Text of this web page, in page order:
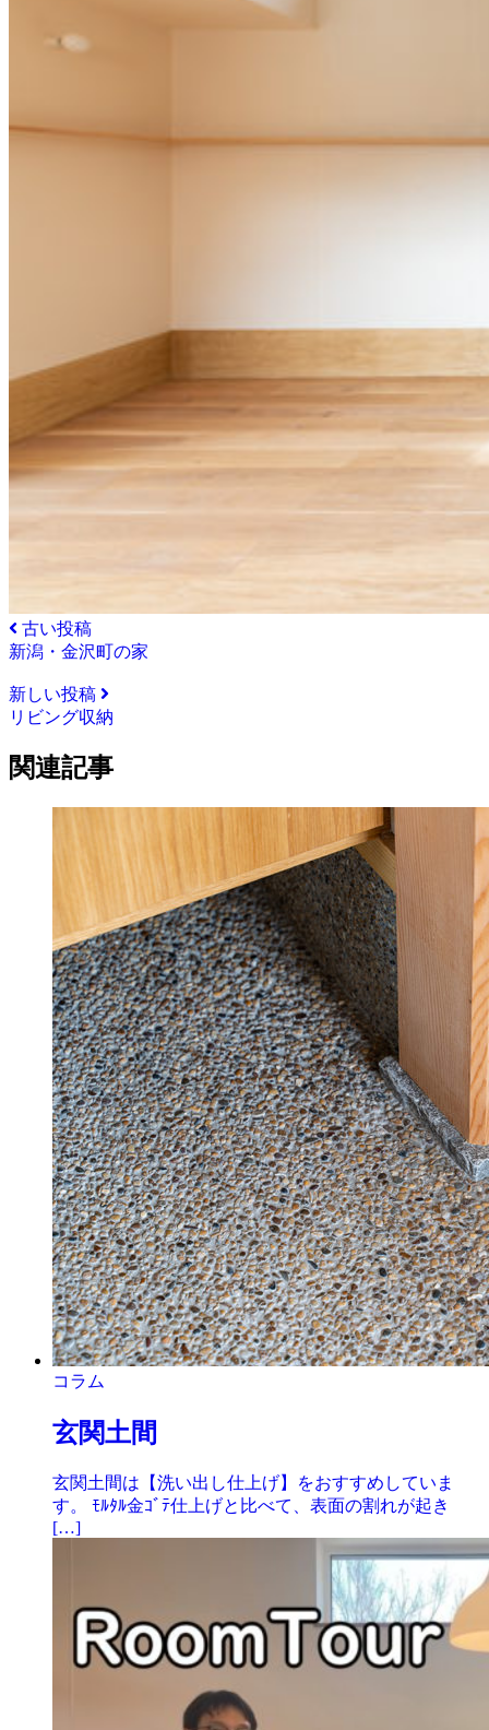
古い投稿
新潟・金沢町の家
新しい投稿
リビング収納
関連記事
コラム
玄関土間
玄関土間は【洗い出し仕上げ】をおすすめしていま
す。 ﾓﾙﾀﾙ金ｺﾞﾃ仕上げと比べて、表面の割れが起き
[…]